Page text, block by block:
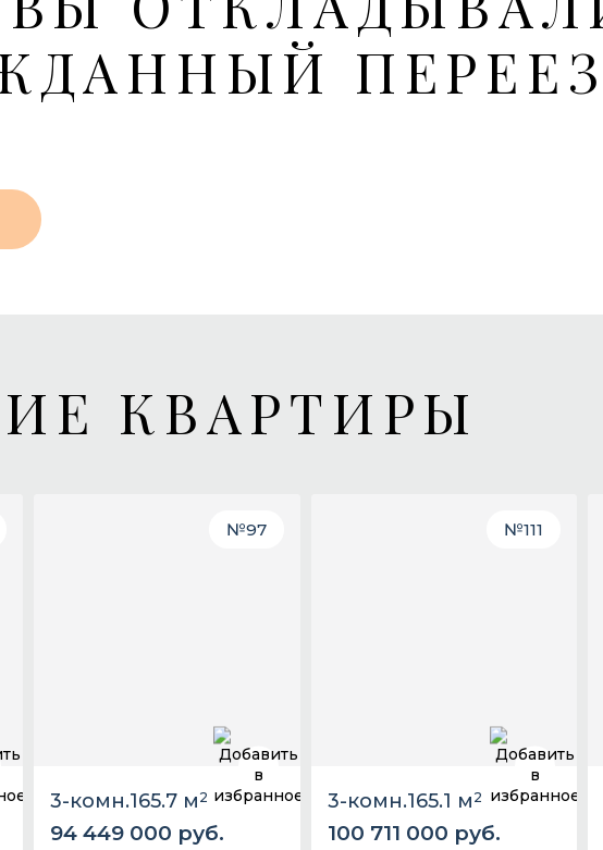
КВАРТИРЫ
№97
3-комн.165.7 м 2
94 449 000 руб.
№111
3-комн.165.1 м 2
100 711 000 руб.